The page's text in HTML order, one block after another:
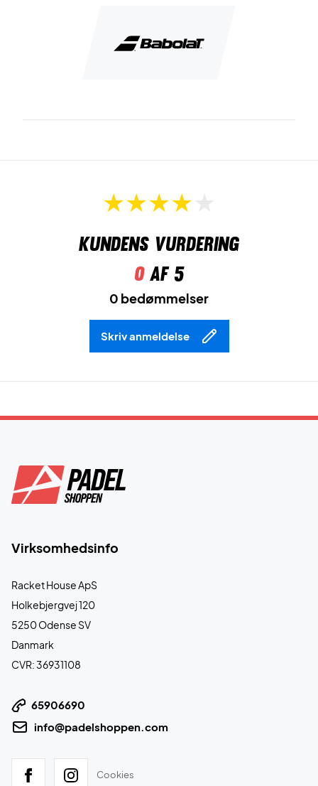
Kundens vurdering
0af 5
0 bedømmelser
Skriv anmeldelse
Virksomhedsinfo
Racket House ApS
Holkebjergvej 120
5250 Odense SV
Danmark
CVR: 36931108
65906690
info@padelshoppen.com
Cookies